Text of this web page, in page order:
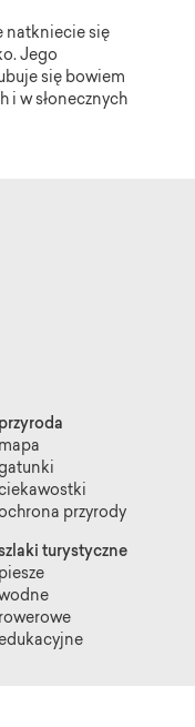
natkniecie się
Jego
się bowiem
i w słonecznych
przyroda
mapa
przyrody
turystyczne
piesze
rowerowe